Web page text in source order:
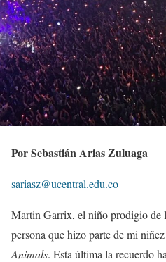
Por Sebastián Arias Zuluaga
sariasz@ucentral.edu.co
Martin Garrix, el niño prodigio de
persona que hizo parte de mi
Animals. Esta última la recuerdo